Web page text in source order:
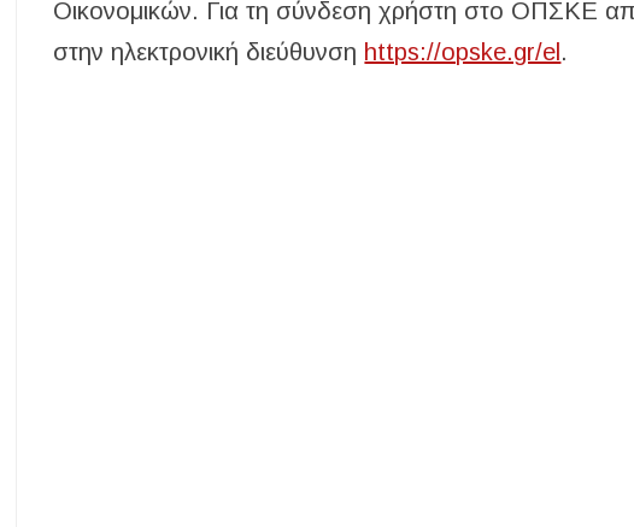
Οικονομικών. Για τη σύνδεση χρήστη στο ΟΠΣΚΕ
στην ηλεκτρονική διεύθυνση https://opske.gr/el .